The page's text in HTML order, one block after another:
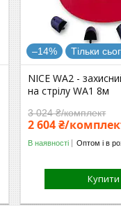
–14% Тільки
NICE WA2 -
на стрілу WA1 8м
3 024 ₴/комплект
2 604 ₴/
В наявності Оптом і в
Купити